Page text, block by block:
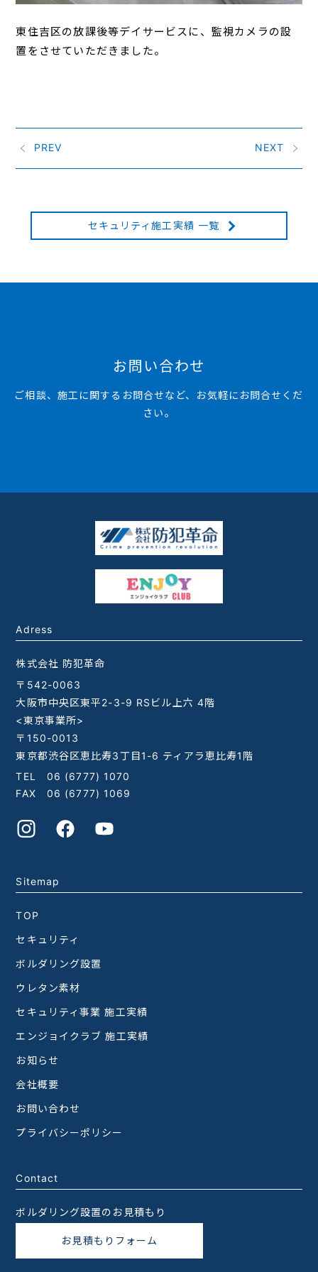
東住吉区の放課後等デイサービスに、監視カメラの設
置をさせていただきました。
PREV NEXT
セキュリティ施工実績 一覧
お問い合わせ
ご相談、施工に関するお問合せなど、お気軽にお問合せくだ
さい。
Adress
株式会社 防犯革命
〒542-0063
大阪市中央区東平2-3-9 RSビル上六 4階
<東京事業所>
〒150-0013
東京都渋谷区恵比寿3丁目1-6 ティアラ恵比寿1階
TEL 06 (6777) 1070
FAX 06 (6777) 1069
Sitemap
TOP
セキュリティ
ボルダリング設置
ウレタン素材
セキュリティ事業 施工実績
エンジョイクラブ 施工実績
お知らせ
会社概要
お問い合わせ
プライバシーポリシー
Contact
ボルダリング設置のお見積もり
お見積もりフォーム